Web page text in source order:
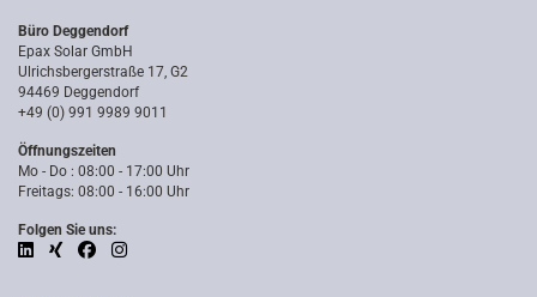
Büro Deggendorf
Epax Solar GmbH
Ulrichsbergerstraße 17, G2
94469 Deggendorf
+49 (0) 991 9989 9011
Öffnungszeiten
Mo - Do : 08:00 - 17:00 Uhr
Freitags: 08:00 - 16:00 Uhr
Folgen Sie uns: